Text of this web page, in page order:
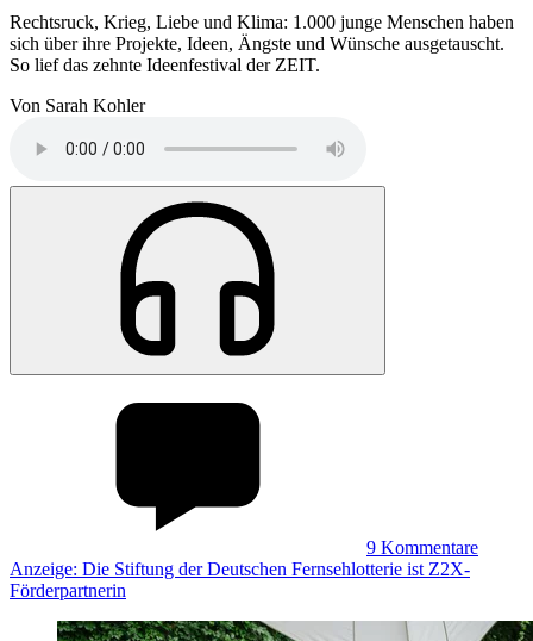
Rechtsruck, Krieg, Liebe und Klima: 1.000 junge Menschen haben
sich über ihre Projekte, Ideen, Ängste und Wünsche ausgetauscht.
So lief das zehnte Ideenfestival der ZEIT.
Von Sarah Kohler
9 Kommentare
Anzeige: Die Stiftung der Deutschen Fernsehlotterie ist Z2X-
Förderpartnerin